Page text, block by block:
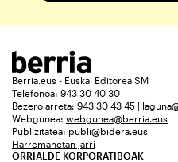
Berria.eus - Euskal Editorea SM
Telefonoa: 943 30 40 30
Bezero arreta: 943 30 43 45 |
Webgunea: webgunea@berria.eus
Publizitatea: publi@bidera.eus
Harremanetan jarri
ORRIALDE KORPORATIBOAK